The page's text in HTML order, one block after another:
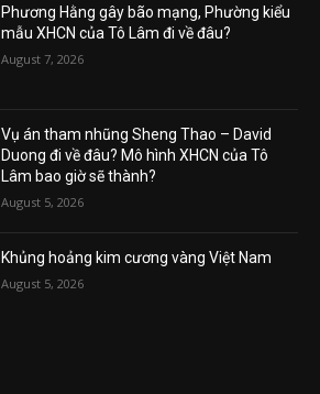
Phương Hằng gây bão mạng, Phường kiểu
mẫu XHCN của Tô Lâm đi về đâu?
August 7, 2026
Vụ án tham nhũng Sheng Thao – David
Duong đi về đâu? Mô hình XHCN của Tô
Lâm bao giờ sẽ thành?
August 5, 2026
Khủng hoảng kim cương vàng Việt Nam
August 5, 2026